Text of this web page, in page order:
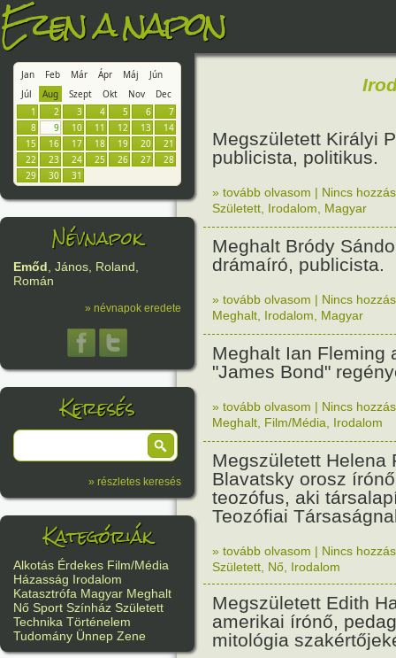
Ezen a napon
Jan Feb Már Ápr Máj
Jún
Júl
Aug Szept Okt Nov
Dec
1
2 3 4 5 6
7
8
9 10 11 12 13
14
15
16 17 18 19 20
21
22
23 24 25 26 27
28
29
30 31
Névnapok
Emőd, János, Roland,
Román
» névnapok eredete
Keresés
» részletes keresés
Kategóriák
Alkotás Érdekes Film/Média
Házasság Irodalom
Katasztrófa Magyar Meghalt
Nő Sport Színház Született
Technika Történelem
Tudomány Ünnep Zene
Megszületett Királyi
publicista, politikus.
» tovább olvasom | Nincs
Született Irodalom Magyar
Meghalt Bródy
drámaíró, publicista.
» tovább olvasom | Nincs
Meghalt Irodalom Magyar
Meghalt Ian Fleming
"James Bond"
» tovább olvasom | Nincs
Meghalt Film/Média Irodalom
Megszületett Helena
Blavatsky orosz
teozófus, aki
Teozófiai
» tovább olvasom | Nincs
Született Nő Irodalom
Megszületett Edith
amerikai írónő,
mitológia